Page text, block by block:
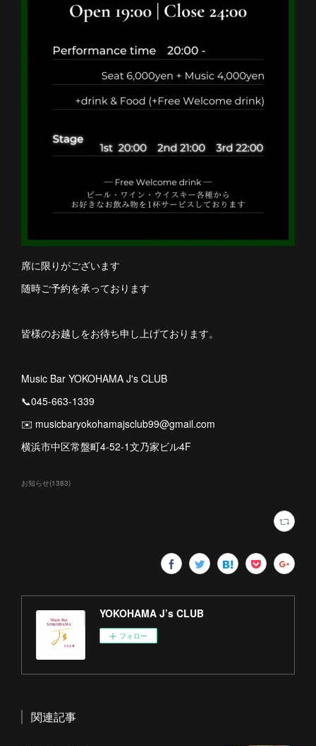
席に限りがございます
随時ご予約を承っております
皆様のお越しをお待ち申し上げております。
Music Bar YOKOHAMA J's CLUB
📞045-663-1339
✉️ musicbaryokohamajsclub99@gmail.com
横浜市中区常盤町4-52-1文乃家ビル4F
お知らせ(1383)
YOKOHAMA J’s CLUB
フォロー
関連記事